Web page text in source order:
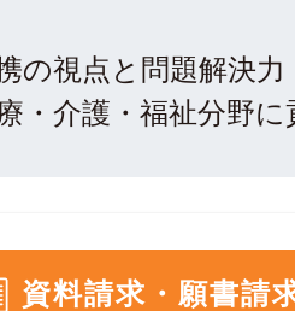
の視点と問題解決力
・介護・福祉分野
資料請求・願書請